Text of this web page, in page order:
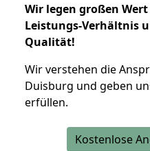
Wir legen großen
Leistungs-Verhältnis
Qualität!
Wir verstehen die
Duisburg und geben
erfüllen.
Kostenlose